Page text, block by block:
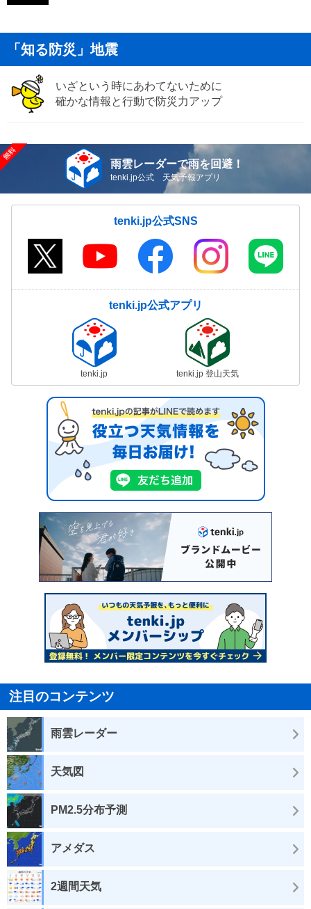
「知る防災」地震
いざという時にあわてないために
確かな情報と行動で防災力アップ
雨雲レーダーで雨を回避！
tenki.jp公式 天気予報アプリ
tenki.jp公式SNS
tenki.jp公式アプリ
tenki.jp tenki.jp 登山天気
注目のコンテンツ
雨雲レーダー
天気図
PM2.5分布予測
アメダス
2週間天気